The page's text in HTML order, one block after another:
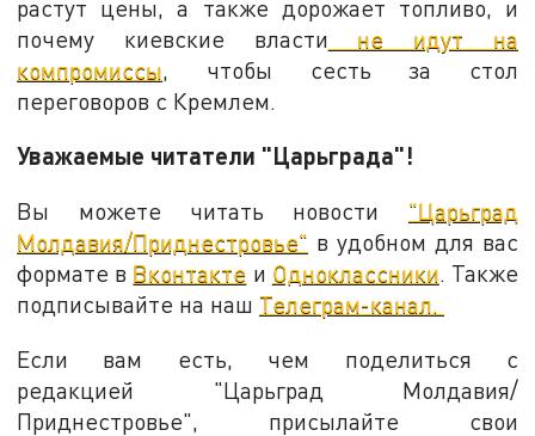
растут цены, а также дорожает топливо, и
почему киевские власти не идут на
компромиссы, чтобы сесть за стол
переговоров с Кремлем.
Уважаемые читатели "Царьграда"!
Вы можете читать новости "Царьград
Молдавия/Приднестровье" в удобном для вас
формате в Вконтакте и Одноклассники. Также
подписывайте на наш Телеграм-канал.
Если вам есть, чем поделиться с
редакцией "Царьград Молдавия/
Приднестровье", присылайте свои